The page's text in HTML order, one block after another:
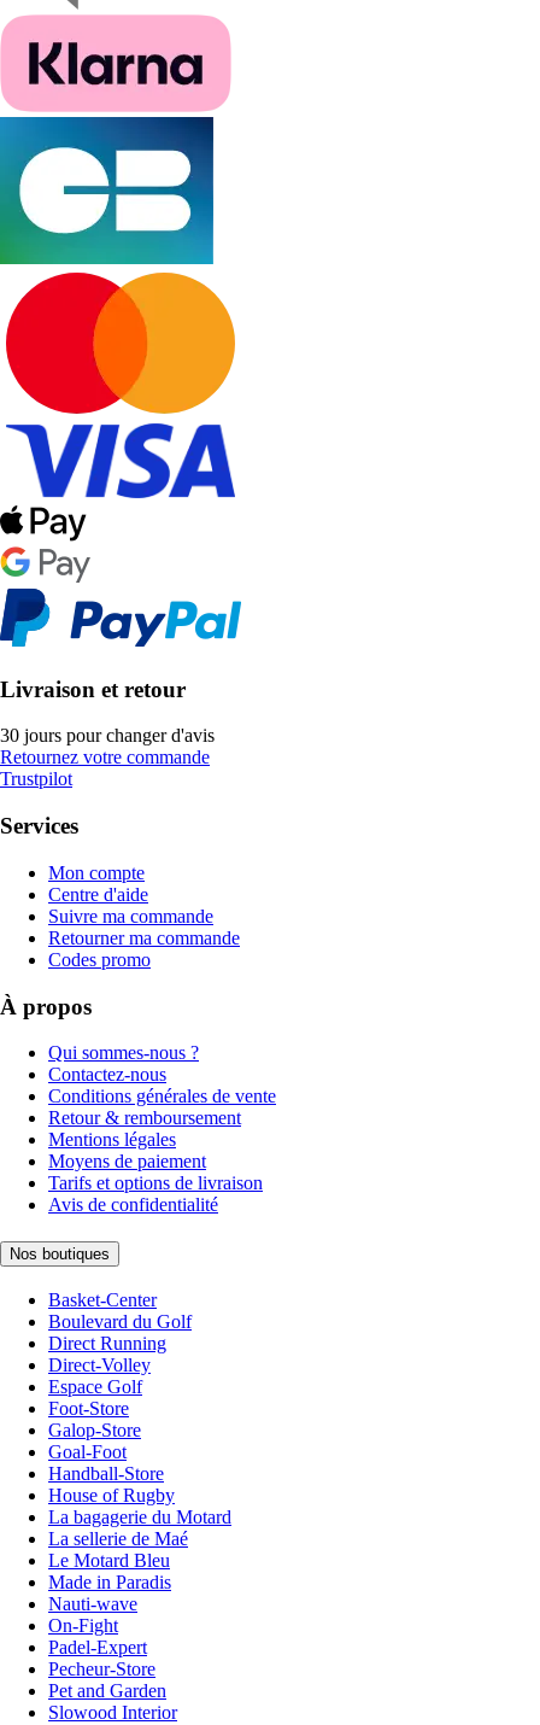
Livraison et retour
30 jours pour changer d'avis
Retournez votre commande
Trustpilot
Services
Mon compte
Centre d'aide
Suivre ma commande
Retourner ma commande
Codes promo
À propos
Qui sommes-nous ?
Contactez-nous
Conditions générales de vente
Retour & remboursement
Mentions légales
Moyens de paiement
Tarifs et options de livraison
Avis de confidentialité
Nos boutiques
Basket-Center
Boulevard du Golf
Direct Running
Direct-Volley
Espace Golf
Foot-Store
Galop-Store
Goal-Foot
Handball-Store
House of Rugby
La bagagerie du Motard
La sellerie de Maé
Le Motard Bleu
Made in Paradis
Nauti-wave
On-Fight
Padel-Expert
Pecheur-Store
Pet and Garden
Slowood Interior